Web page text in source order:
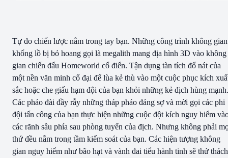
Tự do chiến lược nằm trong tay bạn. Những công trình không gian
khổng lồ bị bỏ hoang gọi là megalith mang địa hình 3D vào không
gian chiến đấu Homeworld cổ điển. Tận dụng tàn tích đổ nát của
một nền văn minh cổ đại để lùa kẻ thù vào một cuộc phục kích
sắc hoặc che giấu hạm đội của bạn khỏi những kẻ địch hùng mạnh.
Các pháo đài đầy rẫy những tháp pháo đáng sợ và mời gọi các phi
đội tấn công của bạn thực hiện những cuộc đột kích nguy hiểm
các rãnh sâu phía sau phòng tuyến của địch. Nhưng không phải
thứ đều nằm trong tầm kiểm soát của bạn. Các hiện tượng không
gian nguy hiểm như bão hạt và vành đai tiểu hành tinh sẽ thử thách